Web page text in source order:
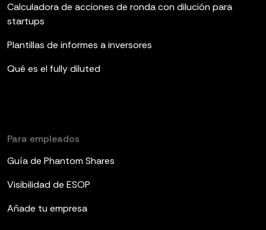
Calculadora de acciones de ronda con dilución para
startups
Plantillas de informes a inversores
Qué es el fully diluted
Para empleados
Guía de Phantom Shares
Visibilidad de ESOP
Añade tu empresa